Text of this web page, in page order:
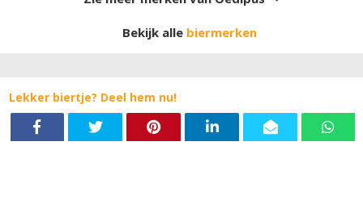
Bekijk alle biermerken
Lekker biertje? Deel hem nu!